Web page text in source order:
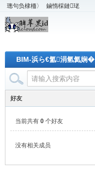
璁句负棣栭〉 鏀惰棌鏈珯
BIM-浜ら€氳涓氫氦娴�
好友
当前共有 0 个好友
没有相关成员